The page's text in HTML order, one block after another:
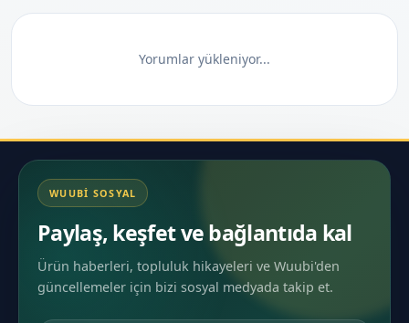
Yorumlar yükleniyor...
WUUBI SOSYAL
Paylaş, keşfet ve bağlantıda kal
Ürün haberleri, topluluk hikayeleri ve Wuubi'den
güncellemeler için bizi sosyal medyada takip et.